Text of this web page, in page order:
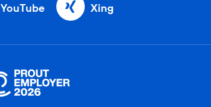
YouTube Xing